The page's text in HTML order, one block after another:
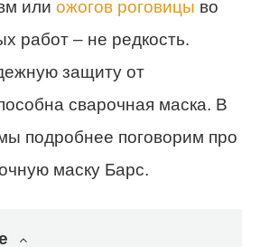
или ожогов роговицы во
работ – не редкость.
защиту от
сварочная маска. В
подробнее поговорим про
маску Барс.